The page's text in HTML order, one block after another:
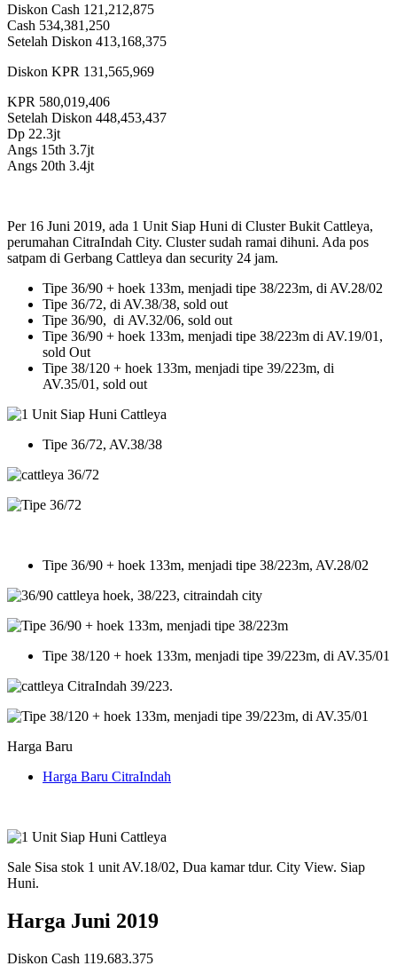
Diskon Cash 121,212,875
Cash 534,381,250
Setelah Diskon 413,168,375
Diskon KPR 131,565,969
KPR 580,019,406
Setelah Diskon 448,453,437
Dp 22.3jt
Angs 15th 3.7jt
Angs 20th 3.4jt
Per 16 Juni 2019, ada 1 Unit Siap Huni di Cluster Bukit Cattleya,
perumahan CitraIndah City. Cluster sudah ramai dihuni. Ada pos
satpam di Gerbang Cattleya dan security 24 jam.
Tipe 36/90 + hoek 133m, menjadi tipe 38/223m, di AV.28/02
Tipe 36/72, di AV.38/38, sold out
Tipe 36/90, di AV.32/06, sold out
Tipe 36/90 + hoek 133m, menjadi tipe 38/223m di AV.19/01,
sold Out
Tipe 38/120 + hoek 133m, menjadi tipe 39/223m, di
AV.35/01, sold out
Tipe 36/72, AV.38/38
Tipe 36/90 + hoek 133m, menjadi tipe 38/223m, AV.28/02
Tipe 38/120 + hoek 133m, menjadi tipe 39/223m, di AV.35/01
Harga Baru
Harga Baru CitraIndah
Sale Sisa stok 1 unit AV.18/02, Dua kamar tdur. City View. Siap
Huni.
Harga Juni 2019
Diskon Cash 119.683.375